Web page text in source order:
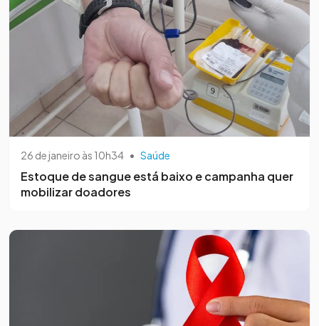
26 de janeiro às 10h34 • Saúde
Estoque de sangue está baixo e campanha quer
mobilizar doadores